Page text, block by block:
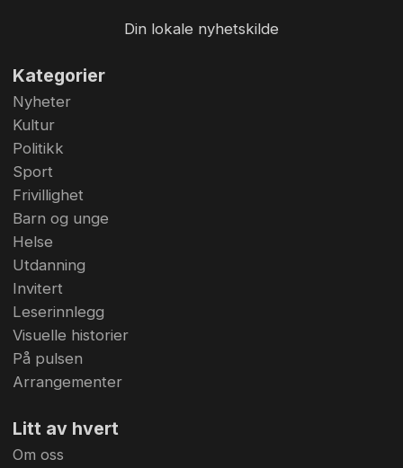
Din lokale nyhetskilde
Kategorier
Nyheter
Kultur
Politikk
Sport
Frivillighet
Barn og unge
Helse
Utdanning
Invitert
Leserinnlegg
Visuelle historier
På pulsen
Arrangementer
Litt av hvert
Om oss